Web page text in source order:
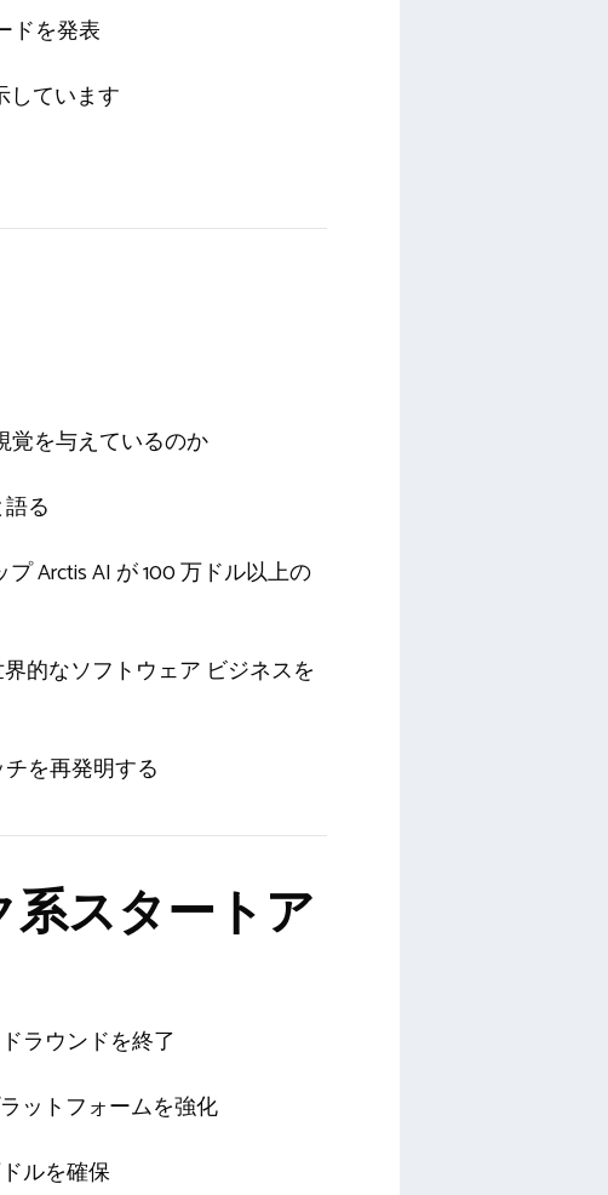
ドを発表
しています
覚を与えているのか
る
Arctis AI が 100 万ドル以上の
的なソフトウェア ビジネスを
を再発明する
スタートア
ラウンドを終了
ットフォームを強化
ルを確保